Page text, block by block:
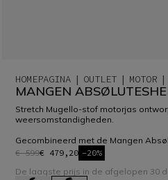
HOMEPAGINA OUTLET MOTOR
MANGEN
Stretch Mugello-stof motorjas
weersomstandigheden.
Gecombineerd met de Mangen
€ 599€ 479,20 -20%
De laagste prijs in de afgelopen 30